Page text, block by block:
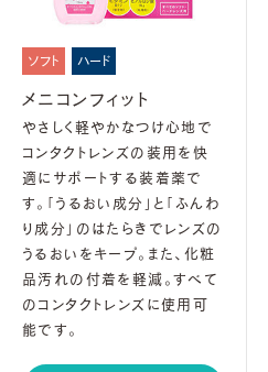
ソフト ハード
メニコンフィット
やさしく軽やかなつけ心地で
コンタクトレンズの装用を快
適にサポートする装着薬で
す。「うるおい成分」と「ふんわ
り成分」のはたらきでレンズの
うるおいをキープ。また、化粧
品汚れの付着を軽減。すべて
のコンタクトレンズに使用可
能です。